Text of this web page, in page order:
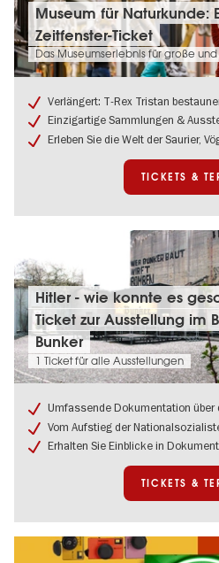
Tickets
Termine:
Museum
für
Eintritt
mit
Zeitfenster-
Ticket
Museum für Naturkunde:
Zeitfenster-Ticket
Das Museumserlebnis für große
Verlängert: T-Rex Tristan
Einzigartige Sammlungen &
Erleben Sie die Welt der Saurier,
TICKETS &
Tickets
&
Termine:
Hitler
-
wie
konnte
geschehen:
Ticket
zur
Hitler - wie konnte es
Ticket zur Ausstellung im
Bunker
1 Ticket für alle Ausstellungen
Umfassende Dokumentation
Vom Aufstieg der
Erhalten Sie Einblicke in
TICKETS &